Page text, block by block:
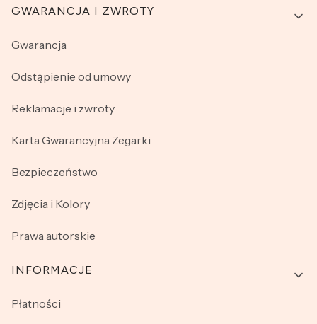
GWARANCJA I ZWROTY
Gwarancja
Odstąpienie od umowy
Reklamacje i zwroty
Karta Gwarancyjna Zegarki
Bezpieczeństwo
Zdjęcia i Kolory
Prawa autorskie
INFORMACJE
Płatności